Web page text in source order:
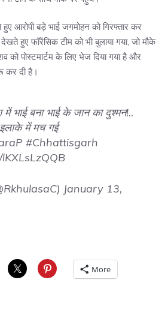
हुए आरोपी बड़े भाई जगमोहन को गिरफ्तार कर
हुए फॉरेंसिक टीम को भी बुलाया गया, जो मौके
को पोस्टमार्टम के लिए भेज दिया गया है और
कर दी है।
में भाई बना भाई के जान का दुश्मन!..
में मच गई
#Chhattisgarh
January 13,
More